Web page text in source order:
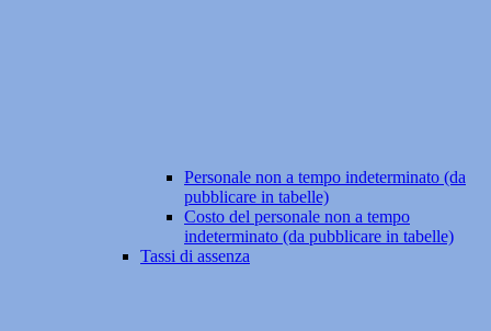
Personale non a tempo indeterminato (da
pubblicare in tabelle)
Costo del personale non a tempo
indeterminato (da pubblicare in tabelle)
Tassi di assenza